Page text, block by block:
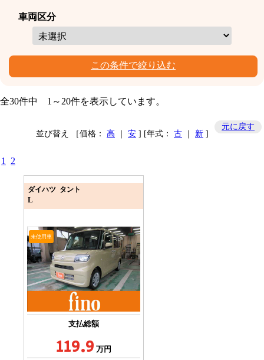
車両区分
この条件で絞り込む
全30件中 1～20件を表示しています。
並び替え ［価格： 高 安 ] [年式： 古 新 ]
元に戻す
1 2
ダイハツ タント
L
未使用車
支払総額
119.9 万円